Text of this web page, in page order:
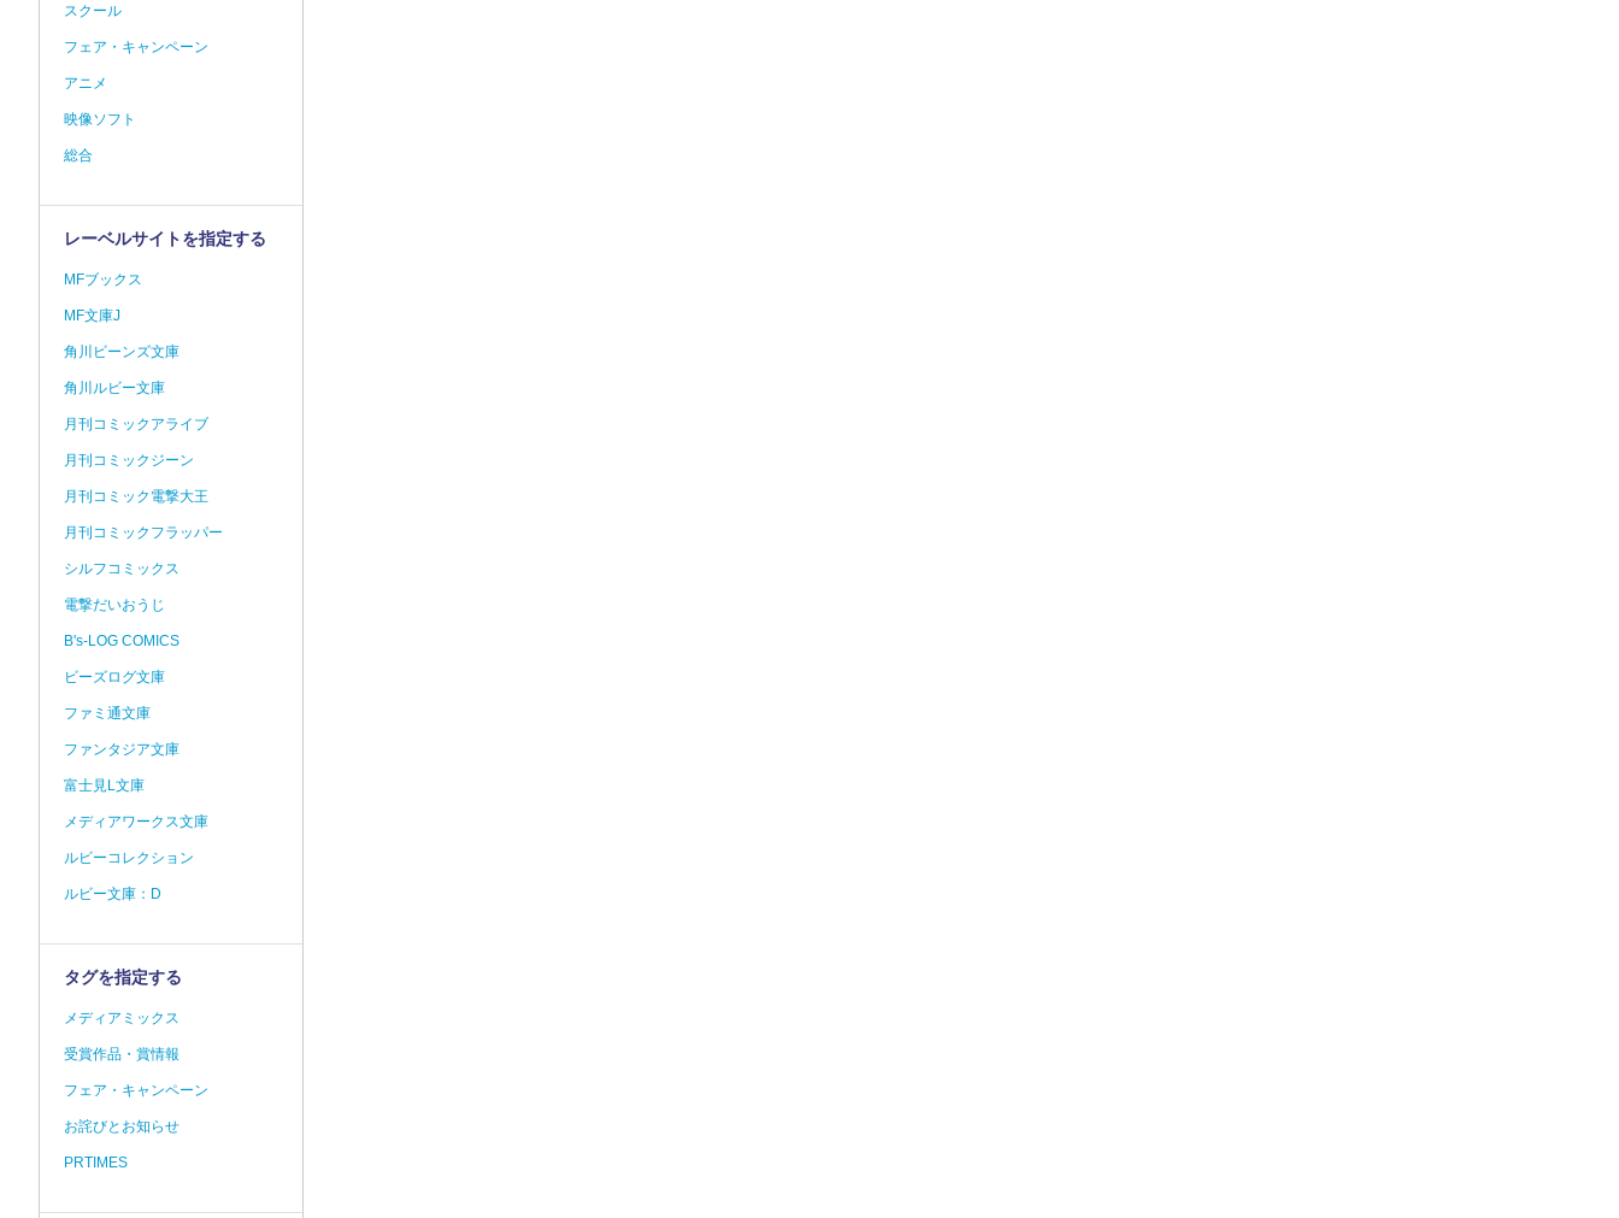
スクール
フェア・キャンペーン
アニメ
映像ソフト
総合
レーベルサイトを指定する
MFブックス
MF文庫J
角川ビーンズ文庫
角川ルビー文庫
月刊コミックアライブ
月刊コミックジーン
月刊コミック電撃大王
月刊コミックフラッパー
シルフコミックス
電撃だいおうじ
B's-LOG COMICS
ビーズログ文庫
ファミ通文庫
ファンタジア文庫
富士見L文庫
メディアワークス文庫
ルビーコレクション
ルビー文庫：D
タグを指定する
メディアミックス
受賞作品・賞情報
フェア・キャンペーン
お詫びとお知らせ
PRTIMES